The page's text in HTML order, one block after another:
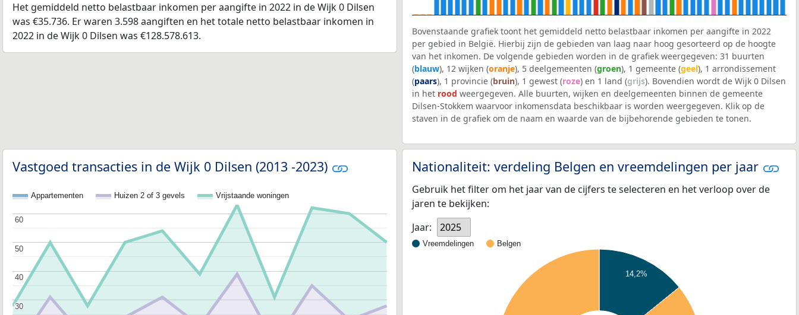
Het gemiddeld netto belastbaar inkomen per aangifte in 2022 in de Wijk 0 Dilsen
was €35.736. Er waren 3.598 aangiften en het totale netto belastbaar inkomen in
2022 in de Wijk 0 Dilsen was €128.578.613.
Bovenstaande grafiek toont het gemiddeld netto belastbaar inkomen per aangifte in 2022
per gebied in België. Hierbij zijn de gebieden van laag naar hoog gesorteerd op de hoogte
van het inkomen. De volgende gebieden worden in de grafiek weergegeven: 31 buurten
(blauw), 12 wijken (oranje), 5 deelgemeenten (groen), 1 gemeente (geel), 1 arrondissement
(paars), 1 provincie (bruin), 1 gewest (roze) en 1 land (grijs). Bovendien wordt de Wijk 0 Dilsen
in het rood weergegeven. Alle buurten, wijken en deelgemeenten binnen de gemeente
Dilsen-Stokkem waarvoor inkomensdata beschikbaar is worden weergegeven. Klik op de
staven in de grafiek om de naam en waarde van de bijbehorende gebieden te tonen.
Vastgoed transacties in de Wijk 0 Dilsen (2013 -2023)
Appartementen Huizen 2 of 3 gevels Vrijstaande woningen
30
30
40
40
50
50
60
60
Nationaliteit: verdeling Belgen en vreemdelingen per jaar
Gebruik het filter om het jaar van de cijfers te selecteren en het verloop over de
jaren te bekijken:
Jaar:
2025
Vreemdelingen Belgen
14,2%